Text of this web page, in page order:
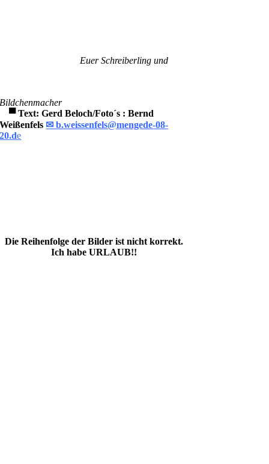
Euer Schreiberling und
Bildchenmacher
▀Text: Gerd Beloch/Foto´s : Bernd
Weißenfels ✉ b.weissenfels@mengede-08-
20.de
Die Reihenfolge der Bilder ist nicht korrekt.
Ich habe URLAUB!!